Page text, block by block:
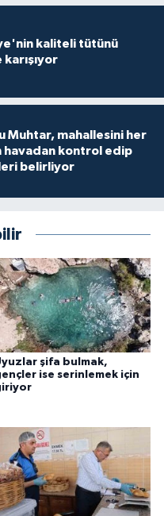
kaliteli tütünü
Muhtar, mahallesini her
havadan kontrol edip
belirliyor
şifa bulmak,
ise serinlemek için